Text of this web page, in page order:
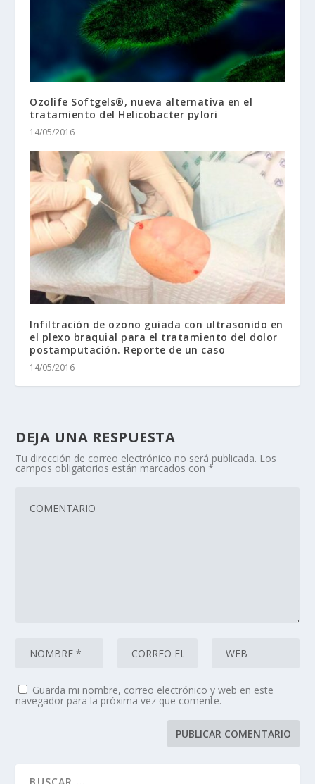
Ozolife Softgels®, nueva alternativa en el
tratamiento del Helicobacter pylori
14/05/2016
Infiltración de ozono guiada con ultrasonido en
el plexo braquial para el tratamiento del dolor
postamputación. Reporte de un caso
14/05/2016
DEJA UNA RESPUESTA
Tu dirección de correo electrónico no será publicada. Los
campos obligatorios están marcados con*
Guarda mi nombre, correo electrónico y web en este
navegador para la próxima vez que comente.